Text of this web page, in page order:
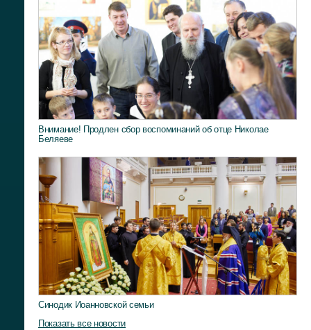
Внимание! Продлен сбор воспоминаний об отце Николае
Беляеве
Синодик Иоанновской семьи
Показать все новости